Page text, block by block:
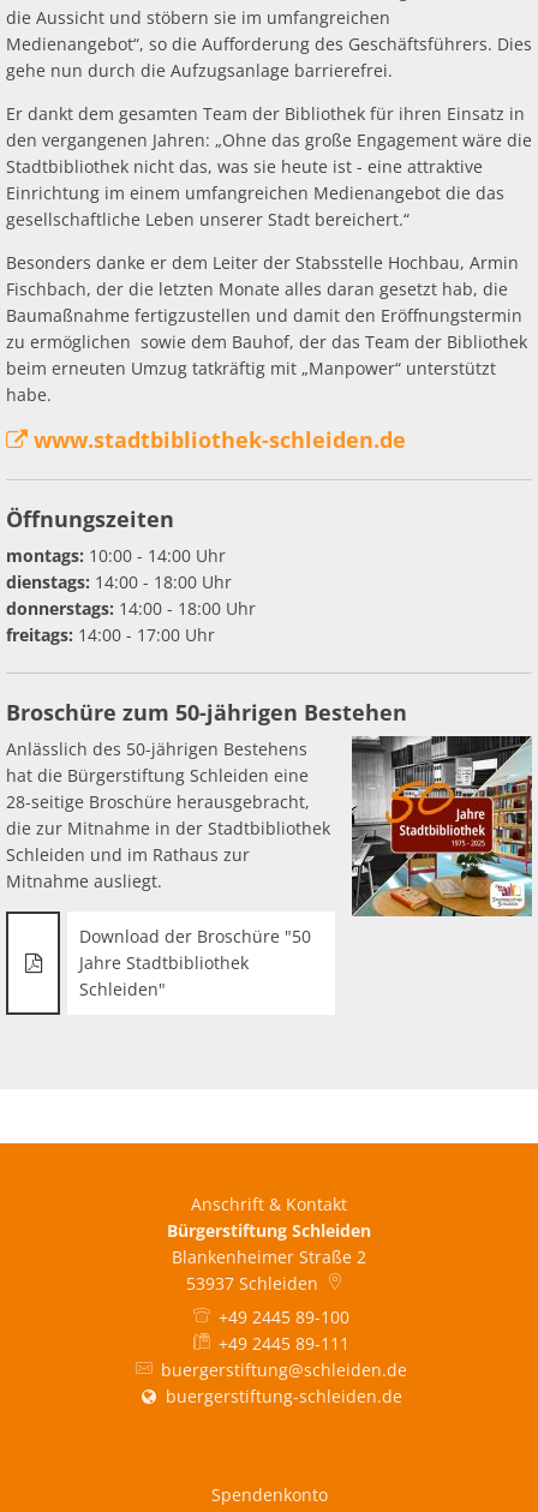
die Aussicht und stöbern sie im umfangreichen
Medienangebot“, so die Aufforderung des Geschäftsführers. Dies
gehe nun durch die Aufzugsanlage barrierefrei.
Er dankt dem gesamten Team der Bibliothek für ihren Einsatz in
den vergangenen Jahren: „Ohne das große Engagement wäre die
Stadtbibliothek nicht das, was sie heute ist - eine attraktive
Einrichtung im einem umfangreichen Medienangebot die das
gesellschaftliche Leben unserer Stadt bereichert.“
Besonders danke er dem Leiter der Stabsstelle Hochbau, Armin
Fischbach, der die letzten Monate alles daran gesetzt hab, die
Baumaßnahme fertigzustellen und damit den Eröffnungstermin
zu ermöglichen sowie dem Bauhof, der das Team der Bibliothek
beim erneuten Umzug tatkräftig mit „Manpower“ unterstützt
habe.
www.stadtbibliothek-schleiden.de
Öffnungszeiten
montags: 10:00 - 14:00 Uhr
dienstags: 14:00 - 18:00 Uhr
donnerstags: 14:00 - 18:00 Uhr
freitags: 14:00 - 17:00 Uhr
Broschüre zum 50-jährigen Bestehen
Anlässlich des 50-jährigen Bestehens
hat die Bürgerstiftung Schleiden eine
28-seitige Broschüre herausgebracht,
die zur Mitnahme in der Stadtbibliothek
Schleiden und im Rathaus zur
Mitnahme ausliegt.
Download der Broschüre "50
Jahre Stadtbibliothek
Schleiden"
Anschrift & Kontakt
Bürgerstiftung Schleiden
Blankenheimer Straße 2
53937 Schleiden
+49 2445 89-100
+49 2445 89-111
buergerstiftung@schleiden.de
buergerstiftung-schleiden.de
Spendenkonto